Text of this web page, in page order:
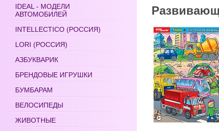
IDEAL - МОДЕЛИ
АВТОМОБИЛЕЙ
INTELLECTICO (РОССИЯ)
LORI (РОССИЯ)
АЗБУКВАРИК
БРЕНДОВЫЕ ИГРУШКИ
БУМБАРАМ
ВЕЛОСИПЕДЫ
ЖИВОТНЫЕ